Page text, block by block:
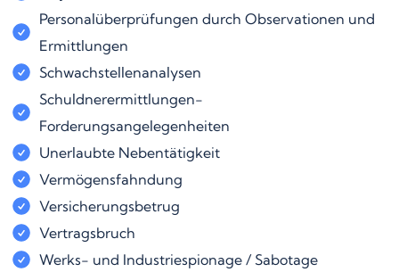
Personalüberprüfungen durch Observationen und
Ermittlungen
Schwachstellenanalysen
Schuldnerermittlungen-
Forderungsangelegenheiten
Unerlaubte Nebentätigkeit
Vermögensfahndung
Versicherungsbetrug
Vertragsbruch
Werks- und Industriespionage / Sabotage